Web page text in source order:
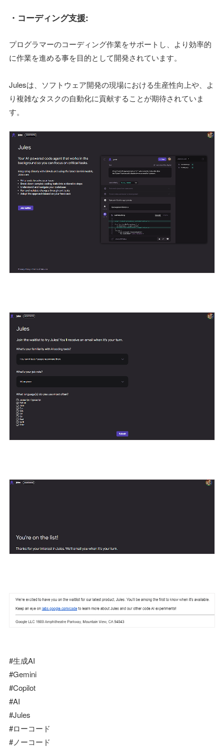
・コーディング支援:
プログラマーのコーディング作業をサポートし、より効率的
に作業を進める事を目的として開発されています。
Julesは、ソフトウェア開発の現場における生産性向上や、よ
り複雑なタスクの自動化に貢献することが期待されていま
す。
#生成AI
#Gemini
#Copilot
#AI
#Jules
#ローコード
#ノーコード